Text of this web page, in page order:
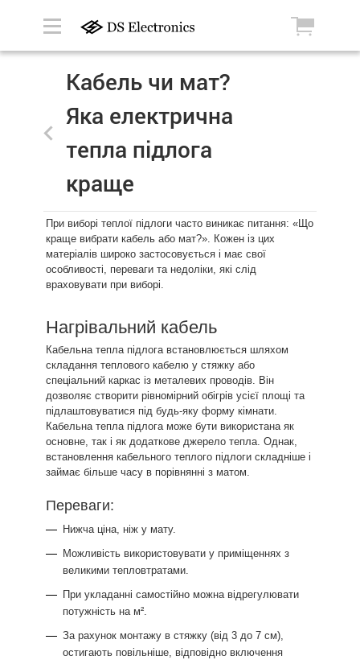
Кабель чи мат?
Яка електрична
тепла підлога
краще
При виборі теплої підлоги часто виникає питання: «Що
краще вибрати кабель або мат?». Кожен із цих
матеріалів широко застосовується і має свої
особливості, переваги та недоліки, які слід
враховувати при виборі.
Нагрівальний кабель
Кабельна тепла підлога встановлюється шляхом
складання теплового кабелю у стяжку або
спеціальний каркас із металевих проводів. Він
дозволяє створити рівномірний обігрів усієї площі та
підлаштовуватися під будь-яку форму кімнати.
Кабельна тепла підлога може бути використана як
основне, так і як додаткове джерело тепла. Однак,
встановлення кабельного теплого підлоги складніше і
займає більше часу в порівнянні з матом.
Переваги:
Нижча ціна, ніж у мату.
Можливість використовувати у приміщеннях з
великими тепловтратами.
При укладанні самостійно можна відрегулювати
потужність на м².
За рахунок монтажу в стяжку (від 3 до 7 см),
остигають повільніше, відповідно включення